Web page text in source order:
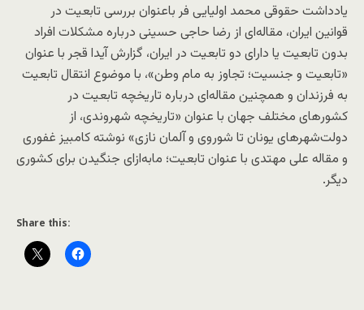
یادداشت‌ حقوقی محمد اولیایی فر باعنوان بررسی تابعیت در
قوانین ایران، مقاله‌ای از رضا حاجی حسینی درباره مشکلات افراد
بدون تابعیت یا دارای دو تابعیت در ایران، گزارش آیدا قجر با عنوان
«تابعیت و جنسیت؛ تجاوز به مام وطن»، با موضوع انتقال تابعیت
به فرزندان و همچنین مقاله‌ای درباره تاریخچه تابعیت در
کشورهای مختلف جهان با عنوان «تاریخچه شهروندی، از
دولت‌شهرهای یونان تا شوروی و آلمان نازی» نوشته کامبیز غفوری
و مقاله‌ علی مهتدی با عنوان تابعیت؛ مابه‌ازای جنگیدن برای کشوری
دیگر.
Share this: